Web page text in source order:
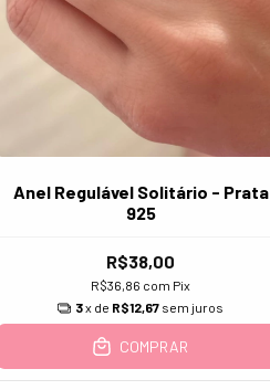
Anel Regulável Solitário - Prata
925
R$38,00
R$36,86 com Pix
3x de R$12,67 sem juros
COMPRAR